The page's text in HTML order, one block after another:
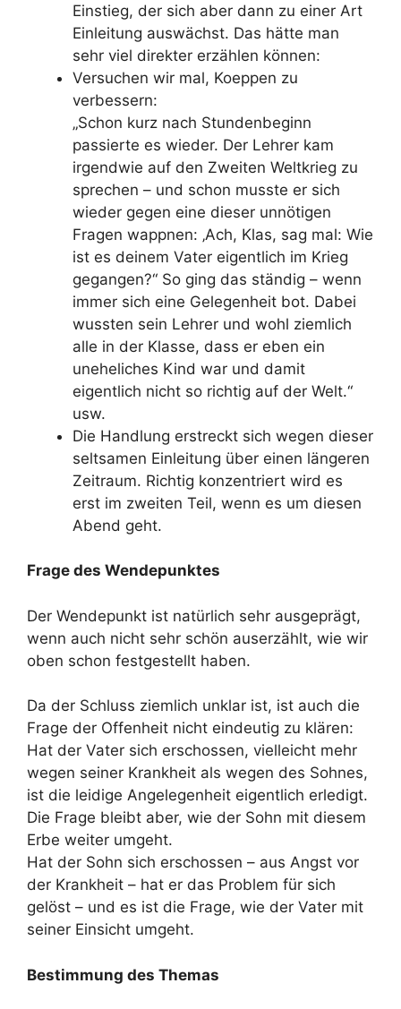
Einstieg, der sich aber dann zu einer Art
Einleitung auswächst. Das hätte man
sehr viel direkter erzählen können:
Versuchen wir mal, Koeppen zu
verbessern:
„Schon kurz nach Stundenbeginn
passierte es wieder. Der Lehrer kam
irgendwie auf den Zweiten Weltkrieg zu
sprechen – und schon musste er sich
wieder gegen eine dieser unnötigen
Fragen wappnen: ‚Ach, Klas, sag mal: Wie
ist es deinem Vater eigentlich im Krieg
gegangen?“ So ging das ständig – wenn
immer sich eine Gelegenheit bot. Dabei
wussten sein Lehrer und wohl ziemlich
alle in der Klasse, dass er eben ein
uneheliches Kind war und damit
eigentlich nicht so richtig auf der Welt.“
usw.
Die Handlung erstreckt sich wegen dieser
seltsamen Einleitung über einen längeren
Zeitraum. Richtig konzentriert wird es
erst im zweiten Teil, wenn es um diesen
Abend geht.
Frage des Wendepunktes
Der Wendepunkt ist natürlich sehr ausgeprägt,
wenn auch nicht sehr schön auserzählt, wie wir
oben schon festgestellt haben.
Da der Schluss ziemlich unklar ist, ist auch die
Frage der Offenheit nicht eindeutig zu klären:
Hat der Vater sich erschossen, vielleicht mehr
wegen seiner Krankheit als wegen des Sohnes,
ist die leidige Angelegenheit eigentlich erledigt.
Die Frage bleibt aber, wie der Sohn mit diesem
Erbe weiter umgeht.
Hat der Sohn sich erschossen – aus Angst vor
der Krankheit – hat er das Problem für sich
gelöst – und es ist die Frage, wie der Vater mit
seiner Einsicht umgeht.
Bestimmung des Themas